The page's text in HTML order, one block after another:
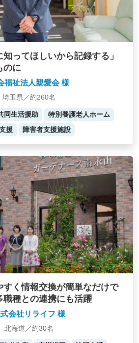
ってほしいから記録する」
のに
福祉法人親愛会 様
埼玉県／約260名
同生活援助
特別養護老人ホーム
援
障害者支援施設
すく情報交換が簡単なだけで
職種との連携にも活躍
会社リライフ 様
北海道／約30名